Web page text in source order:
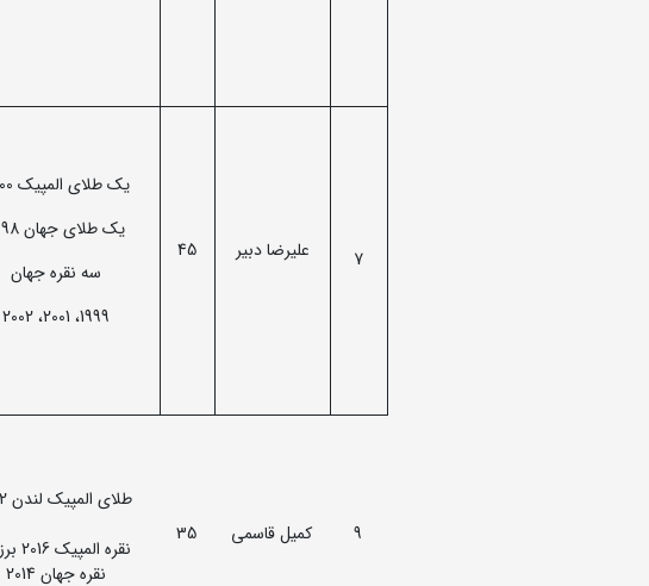
7 علیرضا دبیر 45
یک طلای المپیک 2000
یک طلای جهان 1998
سه نقره جهان
1999، 2001، 2002
9 کمیل قاسمی 35
طلای المپیک لندن 2012
نقره المپیک 2016 برزیل
نقره جهان 2014